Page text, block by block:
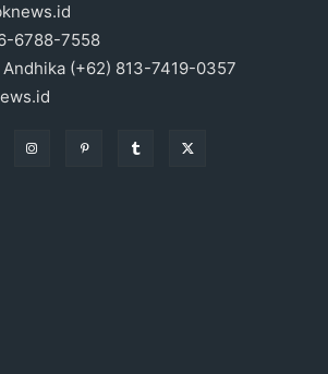
6788-7558
Andhika (+62) 813-7419-0357